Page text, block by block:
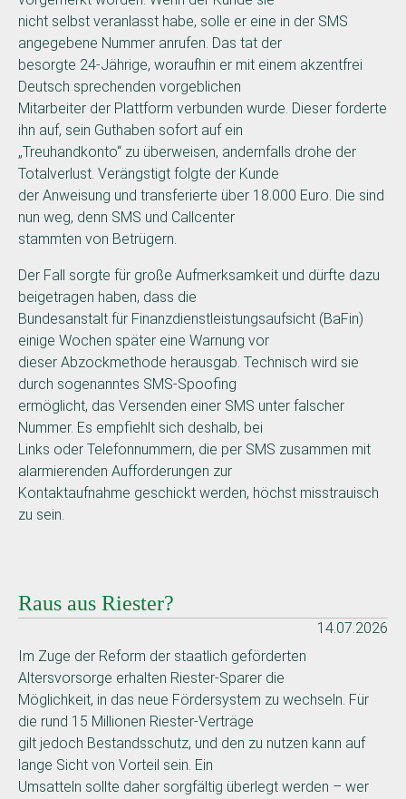
nicht selbst veranlasst habe, solle er eine in der SMS
angegebene Nummer anrufen. Das tat der
besorgte 24-Jährige, woraufhin er mit einem akzentfrei
Deutsch sprechenden vorgeblichen
Mitarbeiter der Plattform verbunden wurde. Dieser forderte
ihn auf, sein Guthaben sofort auf ein
„Treuhandkonto“ zu überweisen, andernfalls drohe der
Totalverlust. Verängstigt folgte der Kunde
der Anweisung und transferierte über 18.000 Euro. Die sind
nun weg, denn SMS und Callcenter
stammten von Betrügern.
Der Fall sorgte für große Aufmerksamkeit und dürfte dazu
beigetragen haben, dass die
Bundesanstalt für Finanzdienstleistungsaufsicht (BaFin)
einige Wochen später eine Warnung vor
dieser Abzockmethode herausgab. Technisch wird sie
durch sogenanntes SMS-Spoofing
ermöglicht, das Versenden einer SMS unter falscher
Nummer. Es empfiehlt sich deshalb, bei
Links oder Telefonnummern, die per SMS zusammen mit
alarmierenden Aufforderungen zur
Kontaktaufnahme geschickt werden, höchst misstrauisch
zu sein.
Raus aus Riester?
14.07.2026
Im Zuge der Reform der staatlich geförderten
Altersvorsorge erhalten Riester-Sparer die
Möglichkeit, in das neue Fördersystem zu wechseln. Für
die rund 15 Millionen Riester-Verträge
gilt jedoch Bestandsschutz, und den zu nutzen kann auf
lange Sicht von Vorteil sein. Ein
Umsatteln sollte daher sorgfältig überlegt werden – wer